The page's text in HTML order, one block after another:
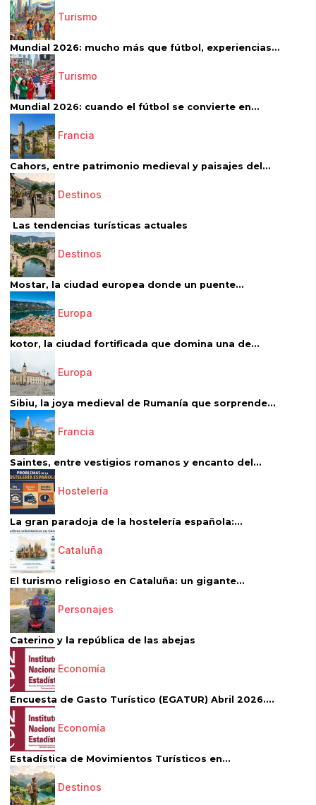
Turismo
Mundial 2026: mucho más que fútbol, experiencias...
Turismo
Mundial 2026: cuando el fútbol se convierte en...
Francia
Cahors, entre patrimonio medieval y paisajes del...
Destinos
Las tendencias turísticas actuales
Destinos
Mostar, la ciudad europea donde un puente...
Europa
kotor, la ciudad fortificada que domina una de...
Europa
Sibiu, la joya medieval de Rumanía que sorprende...
Francia
Saintes, entre vestigios romanos y encanto del...
Hostelería
La gran paradoja de la hostelería española:...
Cataluña
El turismo religioso en Cataluña: un gigante...
Personajes
Caterino y la república de las abejas
Economía
Encuesta de Gasto Turístico (EGATUR) Abril 2026....
Economía
Estadística de Movimientos Turísticos en...
Destinos